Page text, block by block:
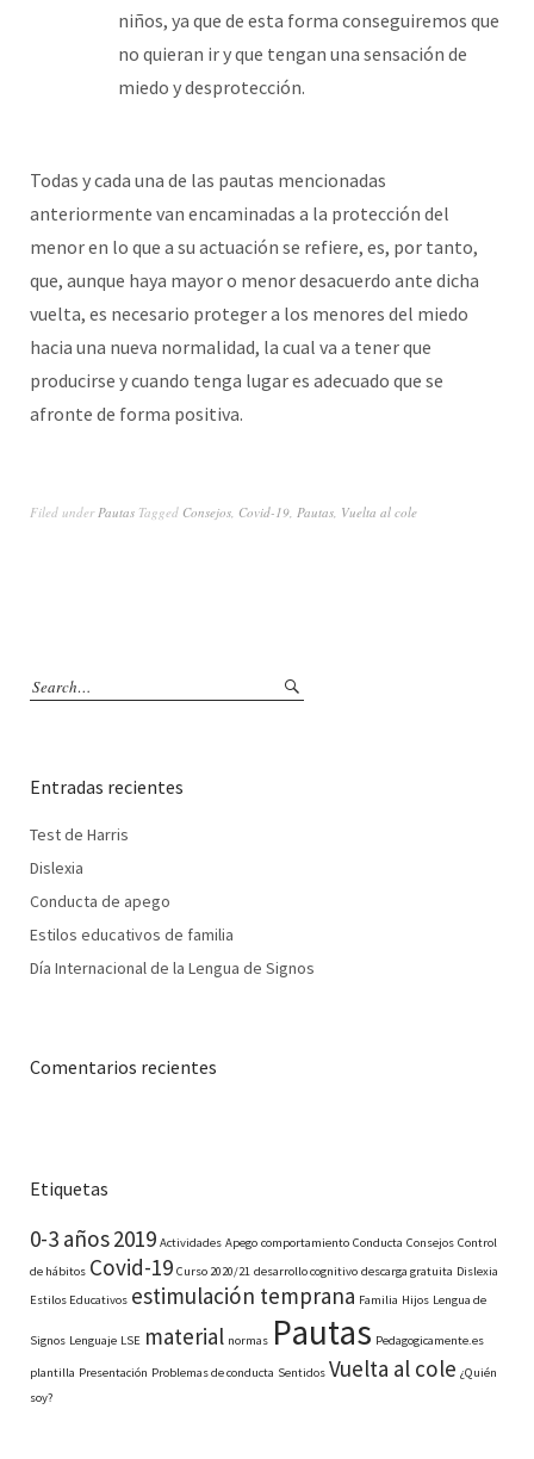
niños, ya que de esta forma conseguiremos que
no quieran ir y que tengan una sensación de
miedo y desprotección.
Todas y cada una de las pautas mencionadas
anteriormente van encaminadas a la protección del
menor en lo que a su actuación se refiere, es, por tanto,
que, aunque haya mayor o menor desacuerdo ante dicha
vuelta, es necesario proteger a los menores del miedo
hacia una nueva normalidad, la cual va a tener que
producirse y cuando tenga lugar es adecuado que se
afronte de forma positiva.
Filed under Pautas Tagged Consejos Covid-19 Pautas Vuelta al cole
Entradas recientes
Test de Harris
Dislexia
Conducta de apego
Estilos educativos de familia
Día Internacional de la Lengua de Signos
Comentarios recientes
Etiquetas
0-3 años2019 Actividades Apego comportamiento Conducta Consejos Control
de hábitos Covid-19 Curso 2020/21 desarrollo cognitivo descarga gratuita Dislexia
Estilos Educativos estimulación temprana Familia Hijos Lengua de
Signos Lenguaje LSE material normas Pautas Pedagogicamente.es
plantilla Presentación Problemas de conducta Sentidos Vuelta al cole ¿Quién
soy?